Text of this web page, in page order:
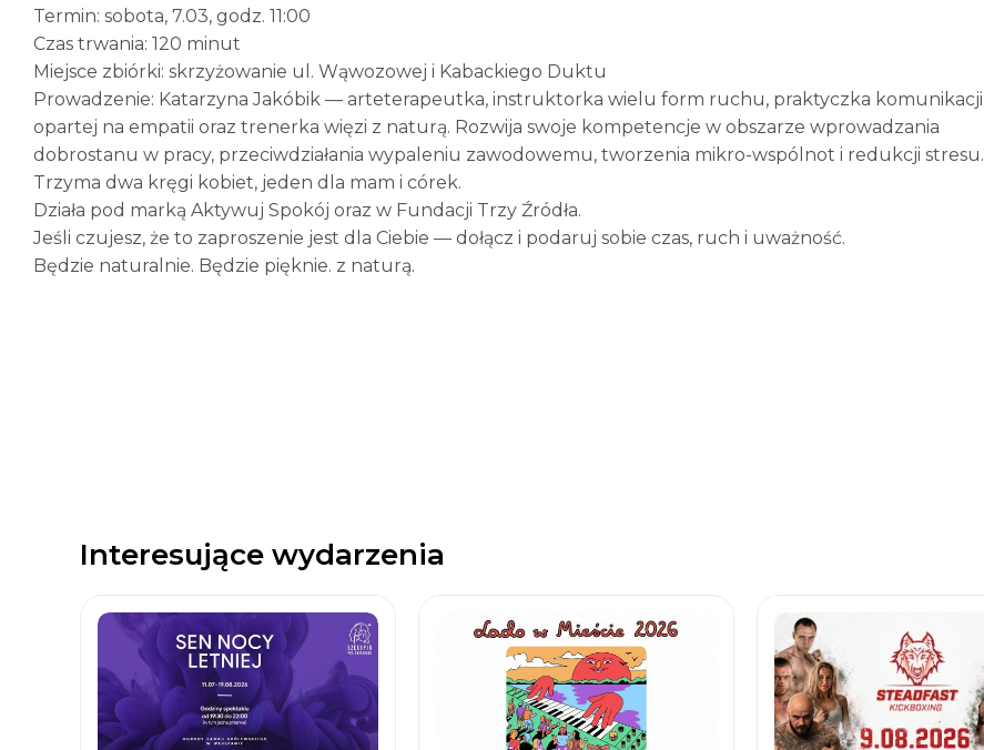
Termin: sobota, 7.03, godz. 11:00
Czas trwania: 120 minut
Miejsce zbiórki: skrzyżowanie ul. Wąwozowej i Kabackiego Duktu
Prowadzenie: Katarzyna Jakóbik — arteterapeutka, instruktorka wielu form ruchu, praktyczka komunikacji
opartej na empatii oraz trenerka więzi z naturą. Rozwija swoje kompetencje w obszarze wprowadzania
dobrostanu w pracy, przeciwdziałania wypaleniu zawodowemu, tworzenia mikro-wspólnot i redukcji stresu.
Trzyma dwa kręgi kobiet, jeden dla mam i córek.
Działa pod marką Aktywuj Spokój oraz w Fundacji Trzy Źródła.
Jeśli czujesz, że to zaproszenie jest dla Ciebie — dołącz i podaruj sobie czas, ruch i uważność.
Będzie naturalnie. Będzie pięknie. z naturą.
Interesujące wydarzenia